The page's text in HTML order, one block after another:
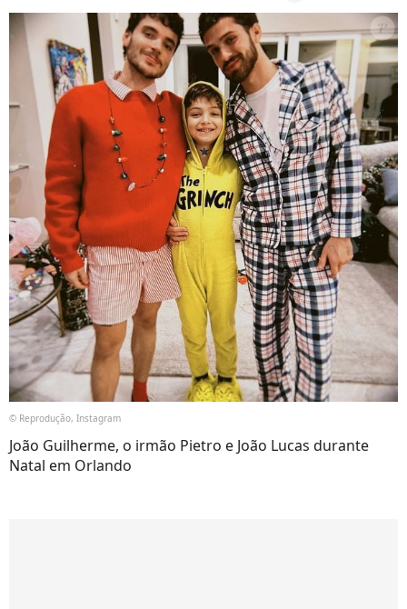
© Reprodução, Instagram
João Guilherme, o irmão Pietro e João Lucas durante
Natal em Orlando